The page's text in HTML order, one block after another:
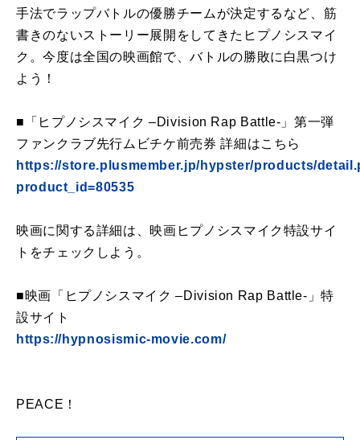
手法でラップバトルの優勝チームが決定するなど、筋
書きのないストーリー展開をしてきたヒプノシスマイ
ク。今度は全国の映画館で、バトルの勝敗に白黒つけ
よう！
■「ヒプノシスマイク –Division Rap Battle-」第一弾
ファンクラブ先行ムビチケ前売券 詳細はこちら
https://store.plusmember.jp/hypster/products/
product_id=80535
映画に関する詳細は、映画ヒプノシスマイク特設サイ
トをチェックしよう。
■映画「ヒプノシスマイク –Division Rap Battle-」特
設サイト
https://hypnosismic-movie.com/
PEACE！